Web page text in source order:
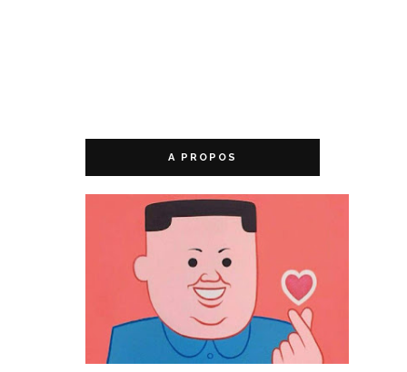
A PROPOS